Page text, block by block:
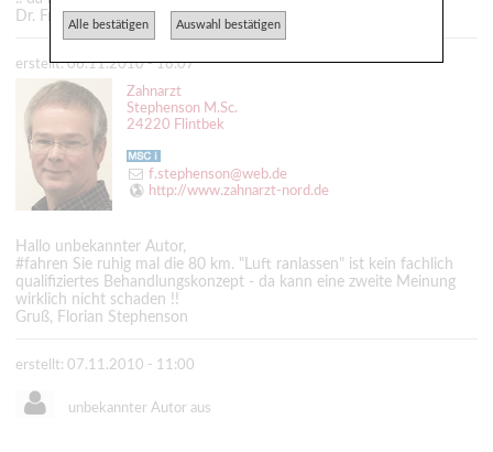
Dr. Frank Püllen, MMSc, Neu-Isenburg
erstellt: 06.11.2010 - 18:07
Zahnarzt
Stephenson M.Sc.
24220 Flintbek
f.stephenson@web.de
http://www.zahnarzt-nord.de
Hallo unbekannter Autor,
#fahren Sie ruhig mal die 80 km. "Luft ranlassen" ist kein fachlich
qualifiziertes Behandlungskonzept - da kann eine zweite Meinung
wirklich nicht schaden !!
Gruß, Florian Stephenson
erstellt: 07.11.2010 - 11:00
unbekannter Autor aus
Alle bestätigen Auswahl bestätigen